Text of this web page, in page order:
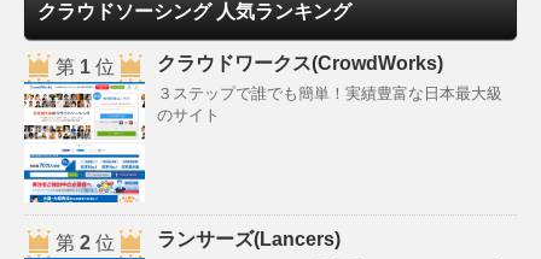
クラウドソーシング 人気ランキング
第 1位 クラウドワークス(CrowdWorks)
３ステップで誰でも簡単！実績豊富な日本最大級
のサイト
第 2位 ランサーズ(Lancers)